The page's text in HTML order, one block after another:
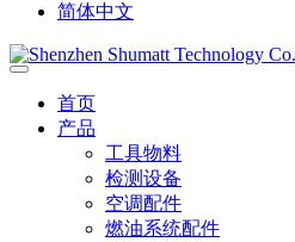
简体中文
首页
产品
工具物料
检测设备
空调配件
燃油系统配件